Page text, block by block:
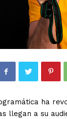
ha
llegan a su